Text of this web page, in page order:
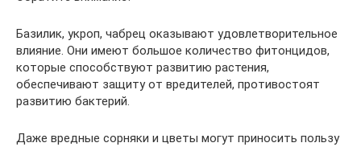
Базилик, укроп, чабрец оказывают удовлетворительное
влияние. Они имеют большое количество фитонцидов,
которые способствуют развитию растения,
обеспечивают защиту от вредителей, противостоят
развитию бактерий.
Даже вредные сорняки и цветы могут приносить пользу